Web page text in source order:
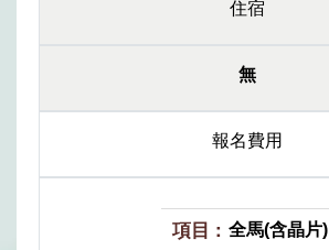
住宿
無
報名費用
全馬(含晶片)